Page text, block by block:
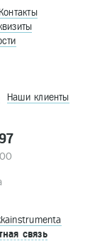
Контакты
Наши клиенты
связь